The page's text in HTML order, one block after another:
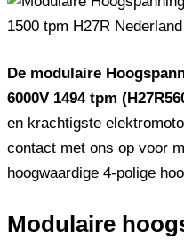
De modulaire
6000V 1494 tpm
en krachtigste
contact met ons op voor
hoogwaardige 4-polige
Modulaire